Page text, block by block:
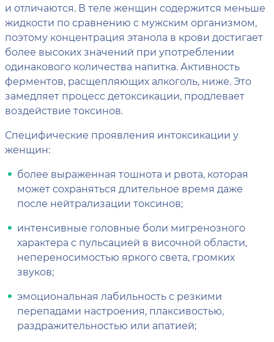
и отличаются. В теле женщин содержится меньше
жидкости по сравнению с мужским организмом,
поэтому концентрация этанола в крови достигает
более высоких значений при употреблении
одинакового количества напитка. Активность
ферментов, расщепляющих алкоголь, ниже. Это
замедляет процесс детоксикации, продлевает
воздействие токсинов.
Специфические проявления интоксикации у
женщин:
более выраженная тошнота и рвота, которая
может сохраняться длительное время даже
после нейтрализации токсинов;
интенсивные головные боли мигренозного
характера с пульсацией в височной области,
непереносимостью яркого света, громких
звуков;
эмоциональная лабильность с резкими
перепадами настроения, плаксивостью,
раздражительностью или апатией;